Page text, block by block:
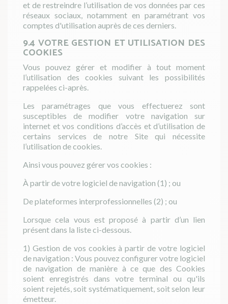
et de restreindre l’utilisation de vos données par ces
réseaux sociaux, notamment en paramétrant vos
comptes d'utilisation auprès de ces derniers.
9.4 VOTRE GESTION ET UTILISATION DES
COOKIES
Vous pouvez gérer et modifier à tout moment
l’utilisation des cookies suivant les possibilités
rappelées ci-après.
Les paramétrages que vous effectuerez sont
susceptibles de modifier votre navigation sur
internet et vos conditions d’accès et d’utilisation de
certains services de notre Site qui nécessite
l’utilisation de cookies.
Ainsi vous pouvez gérer vos cookies :
À partir de votre logiciel de navigation (1) ; ou
De plateformes interprofessionnelles (2) ; ou
Lorsque cela vous est proposé à partir d’un lien
présent dans la liste ci-dessous.
1) Gestion de vos cookies à partir de votre logiciel
de navigation : Vous pouvez configurer votre logiciel
de navigation de manière à ce que des Cookies
soient enregistrés dans votre terminal ou qu'ils
soient rejetés, soit systématiquement, soit selon leur
émetteur.